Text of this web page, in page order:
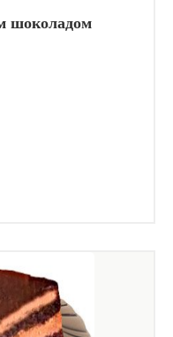
шоколадом